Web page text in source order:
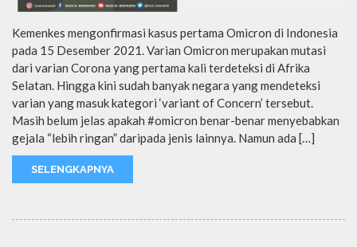
Kemenkes mengonfirmasi kasus pertama Omicron di Indonesia
pada 15 Desember 2021. Varian Omicron merupakan mutasi
dari varian Corona yang pertama kali terdeteksi di Afrika
Selatan. Hingga kini sudah banyak negara yang mendeteksi
varian yang masuk kategori ‘variant of Concern’ tersebut.
Masih belum jelas apakah #omicron benar-benar menyebabkan
gejala “lebih ringan” daripada jenis lainnya. Namun ada […]
SELENGKAPNYA